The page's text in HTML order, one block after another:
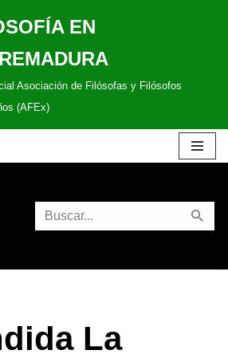
EN
Asociación de Filósofas y Filósofos
(AFEx)
La